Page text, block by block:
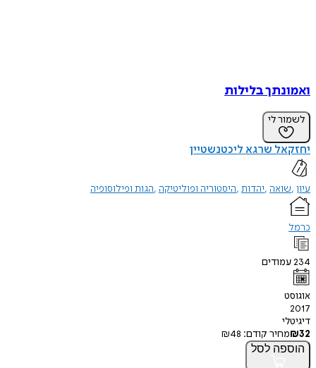
ואמונתך בלילות
לשמור לי
יחזקאל שרגא ליכטנשטיין
עיון שואה יהדות היסטוריה ופוליטיקה הגות ופילוסופיה
כרמל
234עמודים
אוגוסט
2017
דיגיטלי
₪32 מחיר קודם: ₪48
הוספה לסל